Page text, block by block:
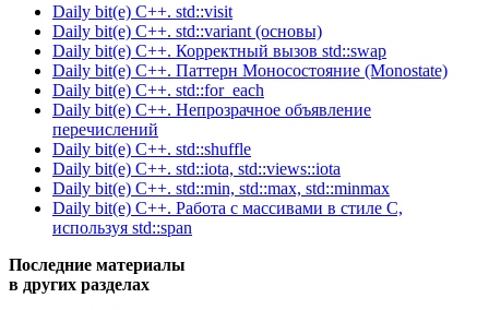
Daily bit(e) C++. std::visit
Daily bit(e) C++. std::variant (основы)
Daily bit(e) C++. Корректный вызов std::swap
Daily bit(e) C++. Паттерн Моносостояние (Monostate)
Daily bit(e) C++. std::for_each
Daily bit(e) C++. Непрозрачное объявление
перечислений
Daily bit(e) C++. std::shuffle
Daily bit(e) C++. std::iota, std::views::iota
Daily bit(e) C++. std::min, std::max, std::minmax
Daily bit(e) C++. Работа с массивами в стиле C,
используя std::span
Последние материалы
в других разделах